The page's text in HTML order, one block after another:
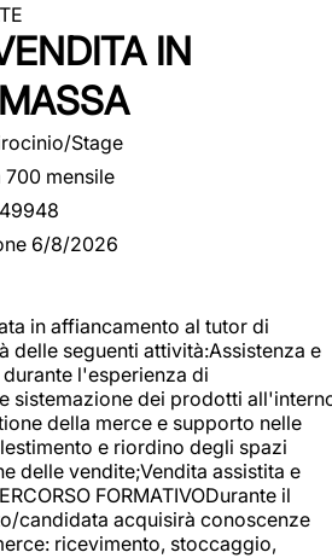
IN
Stage
700 mensile
6/8/2026
in affiancamento al tutor di
delle seguenti attività:Assistenza e
l'esperienza di
sistemazione dei prodotti
della merce e supporto nelle
e riordino degli spazi
delle vendite;Vendita assistita e
FORMATIVODurante il
candidata acquisirà conoscenze
ricevimento, stoccaggio,